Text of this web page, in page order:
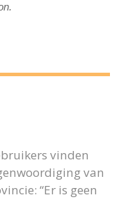
vinden
van
“Er is geen